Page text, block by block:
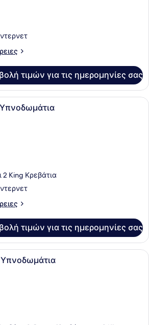
τιμών για τις ημερομηνίες σας
Ένα δωμάτιο ξενοδοχείου με δύο
Υπνοδωμάτια
2 King Κρεβάτια
τιμών για τις ημερομηνίες σας
Ένα δωμάτιο ξενοδοχείου με ένα
Υπνοδωμάτια